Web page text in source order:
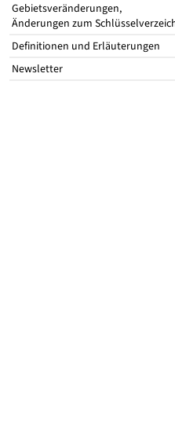
Gebietsveränderungen,
Änderungen zum
Definitionen und Erläuterungen
Newsletter